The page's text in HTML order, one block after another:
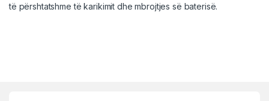
të përshtatshme të karikimit dhe mbrojtjes së baterisë.